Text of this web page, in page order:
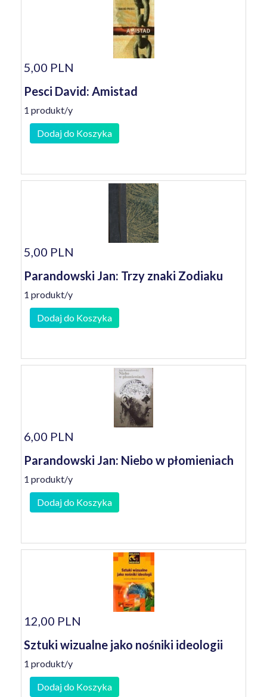
5,00 PLN
Pesci David: Amistad
1 produkt/y
Dodaj do Koszyka
5,00 PLN
Parandowski Jan: Trzy znaki Zodiaku
1 produkt/y
Dodaj do Koszyka
6,00 PLN
Parandowski Jan: Niebo w płomieniach
1 produkt/y
Dodaj do Koszyka
12,00 PLN
Sztuki wizualne jako nośniki ideologii
1 produkt/y
Dodaj do Koszyka